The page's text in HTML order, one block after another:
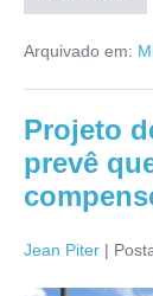
Arquivado em:
Projeto
prevê
Jean Piter |